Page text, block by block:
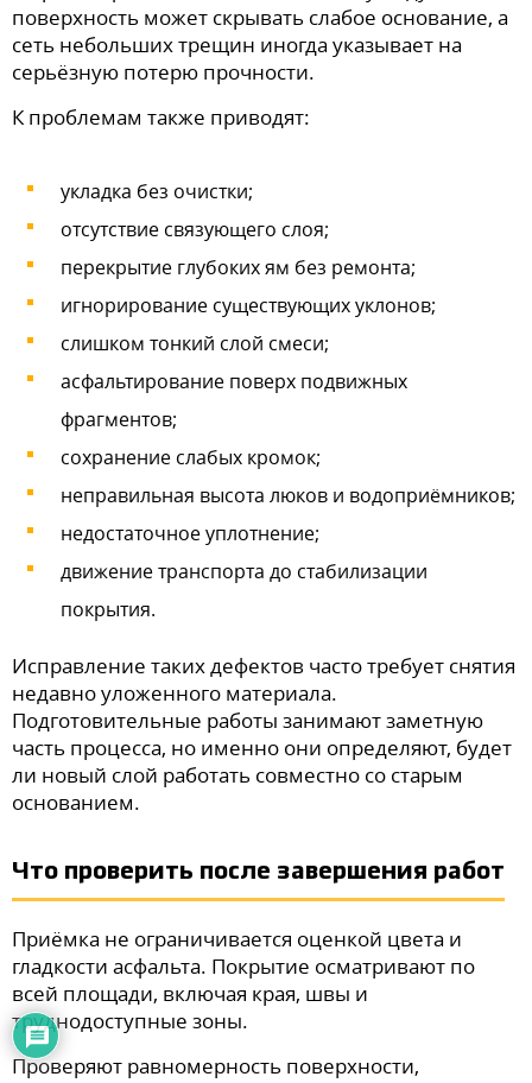
поверхность может скрывать слабое основание, а
сеть небольших трещин иногда указывает на
серьёзную потерю прочности.
К проблемам также приводят:
укладка без очистки;
отсутствие связующего слоя;
перекрытие глубоких ям без ремонта;
игнорирование существующих уклонов;
слишком тонкий слой смеси;
асфальтирование поверх подвижных
фрагментов;
сохранение слабых кромок;
неправильная высота люков и водоприёмников;
недостаточное уплотнение;
движение транспорта до стабилизации
покрытия.
Исправление таких дефектов часто требует снятия
недавно уложенного материала.
Подготовительные работы занимают заметную
часть процесса, но именно они определяют, будет
ли новый слой работать совместно со старым
основанием.
Что проверить после завершения работ
Приёмка не ограничивается оценкой цвета и
гладкости асфальта. Покрытие осматривают по
всей площади, включая края, швы и
труднодоступные зоны.
Проверяют равномерность поверхности,